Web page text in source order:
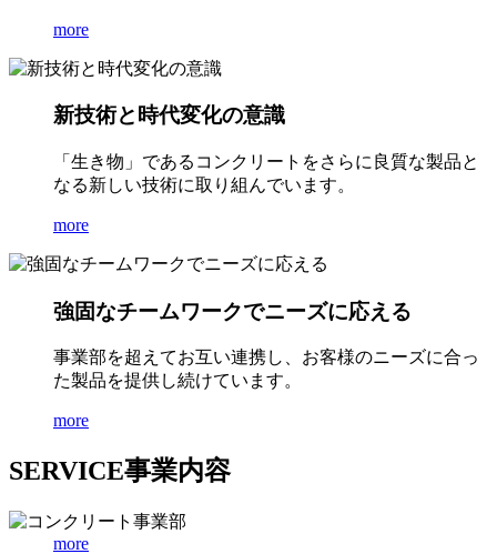
more
新技術と時代変化の意識
「生き物」であるコンクリートをさらに良質な製品と
なる新しい技術に取り組んでいます。
more
強固なチームワークでニーズに応える
事業部を超えてお互い連携し、お客様のニーズに合っ
た製品を提供し続けています。
more
SERVICE事業内容
more